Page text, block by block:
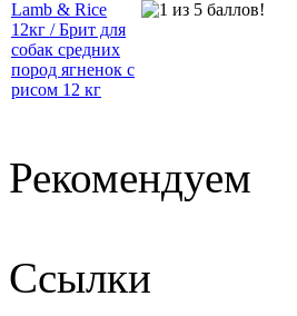
Рекомендуем
Ссылки